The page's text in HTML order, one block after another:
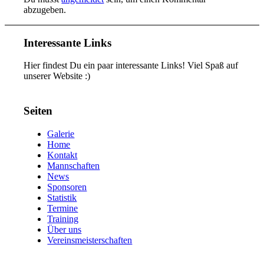
abzugeben.
Interessante Links
Hier findest Du ein paar interessante Links! Viel Spaß auf
unserer Website :)
Seiten
Galerie
Home
Kontakt
Mannschaften
News
Sponsoren
Statistik
Termine
Training
Über uns
Vereinsmeisterschaften